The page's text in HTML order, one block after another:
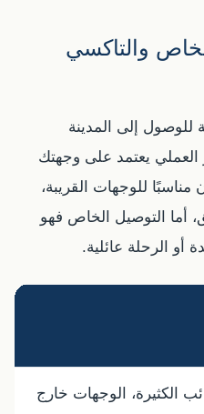
والتاكسي
للوصول إلى المدينة
العملي يعتمد على وجهتك
للوجهات القريبة،
أما التوصيل الخاص فهو
أو الرحلة عائلية.
الكثيرة، الوجهات خارج